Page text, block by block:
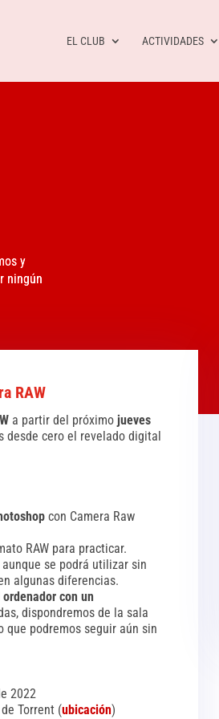
EL CLUB ACTIVIDADES
y
ningún
RAW
a partir del próximo jueves
desde cero el revelado digital
con Camera Raw
RAW para practicar.
se podrá utilizar sin
algunas diferencias.
con un
dispondremos de la sala
que podremos seguir aún sin
2022
Torrent (ubicación)